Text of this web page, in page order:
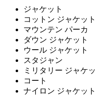
ジャケット
コットン ジャケット
マウンテン パーカ
ダウン ジャケット
ウール ジャケット
スタジャン
ミリタリー ジャケッ
コート
ナイロン ジャケット